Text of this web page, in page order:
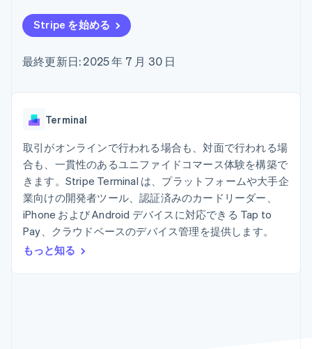
UI
Elements
ポーネント
決済手段
済手段を利用
対面支払い
Boost
決済成功率の
最適化
Link
スピーディー
な決済
消費税と
VAT の自動
Recognition
自動化
ポート
Data
Pipeline
データの同
期
その他
アプリ内決済
マーケットプレイス
資金管理
SaaS
AI 企業
クリエイターエコノミ―
ゲーム
ホスピタリティ、旅行、
レジャー
保険
メディアおよびエンター
テインメント
ビス
マーケットプレイスを構
築する
サブスクリプションを管
従量課金請求を提供
のカードを発行
リソース
アプリへの導入
コードサンプル
開発者のブログ
お問い合わせ
営業にお問い合わせ
パートナーになる
Stripe を始める
最終更新日: 2025 年 7 月 30 日
Terminal
取引がオンラインで行われる場合も、対面で行われる場
合も、一貫性のあるユニファイドコマース体験を構築で
きます。Stripe Terminal は、プラットフォームや大手企
業向けの開発者ツール、認証済みのカードリーダー、
iPhone および Android デバイスに対応できる Tap to
Pay、クラウドベースのデバイス管理を提供します。
もっと知る